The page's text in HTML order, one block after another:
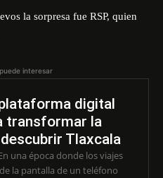
la sorpresa fue RSP, quien
interesar
digital
transformar la
Tlaxcala
una época donde los viajes
la pantalla de un teléfono